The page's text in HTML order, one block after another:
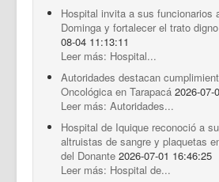
Intranet
Planificación
Gestión de Personas
Documentos Destacados
Hospital invita a sus funcionarios
Dominga y fortalecer el trato
08-04 11:13:11
Leer más: Hospital...
Autoridades destacan
Oncológica en Tarapacá 2026-07-
Leer más: Autoridades...
Hospital de Iquique reconoció a
altruistas de sangre y plaquetas
del Donante 2026-07-01 16:46:25
Leer más: Hospital de...